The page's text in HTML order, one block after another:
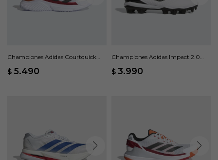
Championes Adidas Courtquick
$ 5.490
Championes Adidas Impact 2.0
$ 3.990